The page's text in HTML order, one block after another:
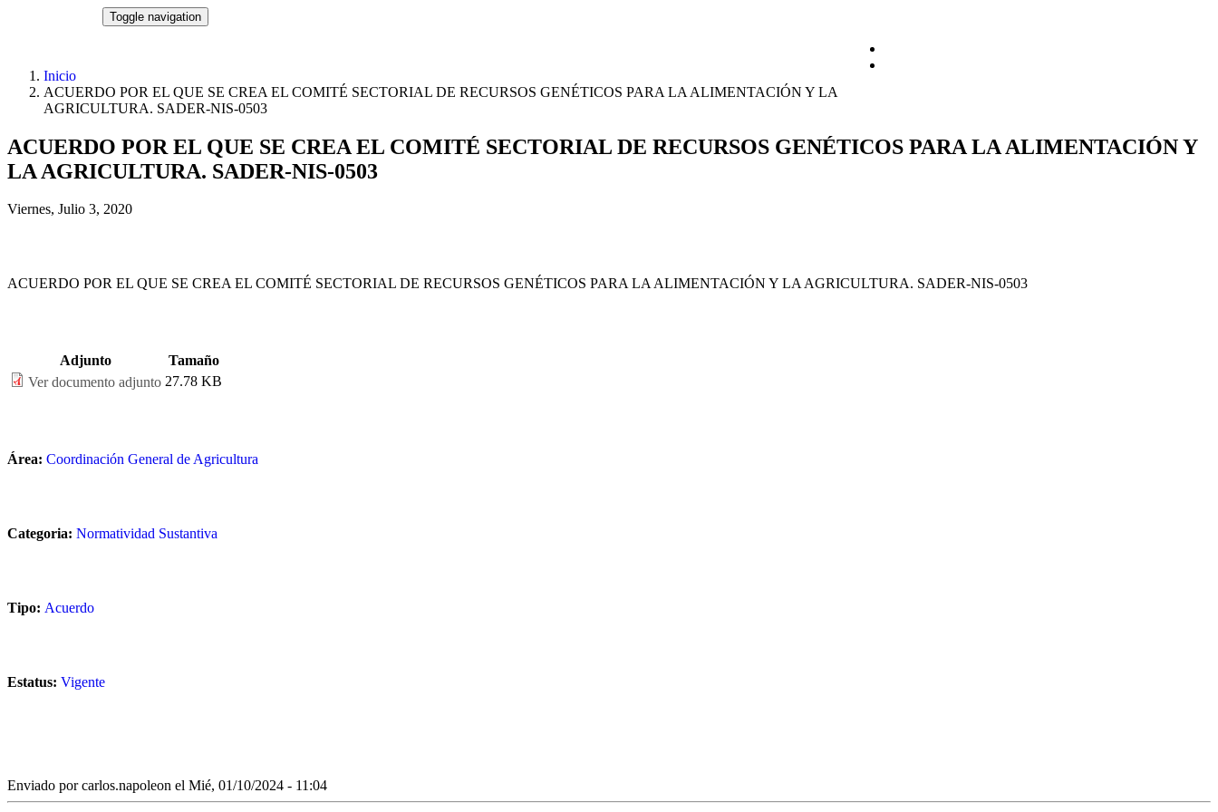
Pasar al contenido principal
Toggle navigation
Inicio
ACUERDO POR EL QUE SE CREA EL COMITÉ SECTORIAL DE RECURSOS GENÉTICOS PARA LA ALIMENTACIÓN Y LA
AGRICULTURA. SADER-NIS-0503
ACUERDO POR EL QUE SE CREA EL COMITÉ SECTORIAL DE RECURSOS GENÉTICOS PARA LA ALIMENTACIÓN Y
LA AGRICULTURA. SADER-NIS-0503
Viernes, Julio 3, 2020
ACUERDO POR EL QUE SE CREA EL COMITÉ SECTORIAL DE RECURSOS GENÉTICOS PARA LA ALIMENTACIÓN Y LA AGRICULTURA. SADER-NIS-0503
Adjunto
Tamaño
Ver documento adjunto 27.78 KB
Área: Coordinación General de Agricultura
Categoria: Normatividad Sustantiva
Tipo: Acuerdo
Estatus: Vigente
Enviado porcarlos.napoleon el Mié, 01/10/2024 - 11:04